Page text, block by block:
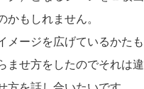
もしれません。
ージを広げているか
せ方をしたのでそれは